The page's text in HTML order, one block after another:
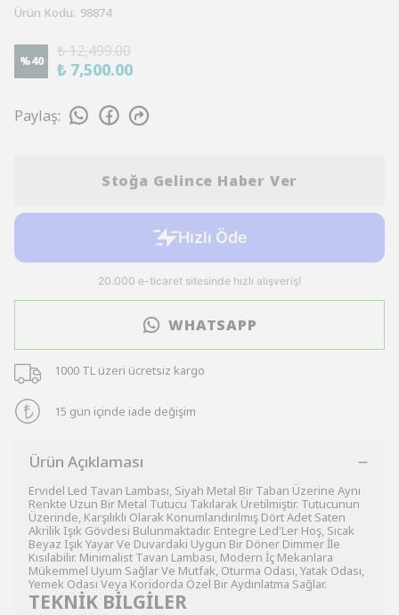
Ürün Kodu: 98874
%40
₺ 12,499.00
₺ 7,500.00
Paylaş:
Stoğa Gelince Haber Ver
WHATSAPP
1000 TL üzeri ücretsiz kargo
15 gün içinde iade değişim
Ürün Açıklaması
Ervıdel Led Tavan Lambası, Siyah Metal Bir Taban Üzerine Aynı
Renkte Uzun Bir Metal Tutucu Takılarak Üretilmiştir. Tutucunun
Üzerinde, Karşılıklı Olarak Konumlandırılmış Dört Adet Saten
Akrilik Işık Gövdesi Bulunmaktadır. Entegre Led'Ler Hoş, Sıcak
Beyaz Işık Yayar Ve Duvardaki Uygun Bir Döner Dimmer İle
Kısılabilir. Minimalist Tavan Lambası, Modern İç Mekanlara
Mükemmel Uyum Sağlar Ve Mutfak, Oturma Odası, Yatak Odası,
Yemek Odası Veya Koridorda Özel Bir Aydınlatma Sağlar.
TEKNİK BİLGİLER